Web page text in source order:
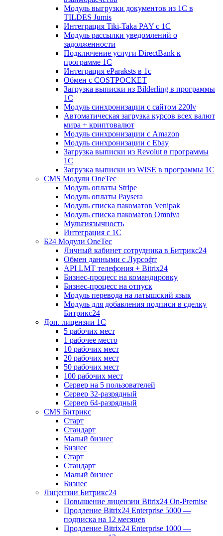
Модуль выгрузки документов из 1С в
TILDES Jumis
Интеграция Tiki-Taka PAY с 1С
Модуль рассылки уведомлений о
задолженности
Подключение услуги DirectBank к
программе 1С
Интеграция eParaksts в 1с
Обмен с COSTPOCKET
Загрузка выписки из Bilderling в программы
1C
Модуль синхронизации с сайтом 220lv
Автоматическая загрузка курсов всех валют
мира + криптовалют
Модуль синхронизации с Amazon
Модуль синхронизации с Ebay
Загрузка выписки из Revolut в программы
1C
Загрузка выписки из WISE в программы 1C
CMS Модули OneTec
Модуль оплаты Stripe
Модуль оплаты Paysera
Модуль списка пакоматов Venipak
Модуль списка пакоматов Omniva
Мультиязычность
Интеграция с 1С
Б24 Модули OneTec
Личный кабинет сотрудника в Битрикс24
Обмен данными с Лурсофт
API LMT телефония + Bitrix24
Бизнес-процесс на командировку
Бизнес-процесс на отпуск
Модуль перевода на латышский язык
Модуль для добавления подписи в сделку
Битрикс24
Доп. лицензии 1С
5 рабочих мест
1 рабочее место
10 рабочих мест
20 рабочих мест
50 рабочих мест
100 рабочих мест
Сервер на 5 пользователей
Сервер 32-разрядный
Сервер 64-разрядный
CMS Битрикс
Старт
Стандарт
Малый бизнес
Бизнес
Старт
Стандарт
Малый бизнес
Бизнес
Лицензии Битрикс24
Повышение лицензии Bitrix24 On-Premise
Продление Bitrix24 Enterprise 5000 —
подписка на 12 месяцев
Продление Bitrix24 Enterprise 1000 —